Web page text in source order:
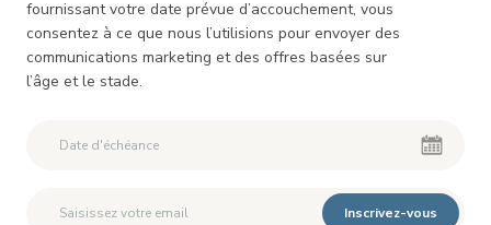
fournissant votre date prévue d’accouchement, vous
consentez à ce que nous l’utilisions pour envoyer des
communications marketing et des offres basées sur
l’âge et le stade.
Deuxième Prénom
Inscrivez-vous